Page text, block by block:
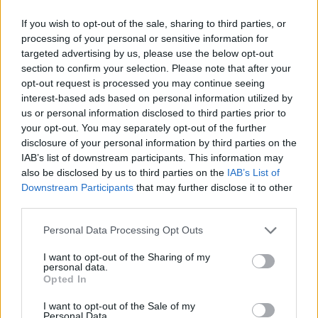
If you wish to opt-out of the sale, sharing to third parties, or
processing of your personal or sensitive information for
targeted advertising by us, please use the below opt-out
section to confirm your selection. Please note that after your
opt-out request is processed you may continue seeing
interest-based ads based on personal information utilized by
us or personal information disclosed to third parties prior to
your opt-out. You may separately opt-out of the further
disclosure of your personal information by third parties on the
IAB’s list of downstream participants. This information may
also be disclosed by us to third parties on the IAB’s List of
Downstream Participants that may further disclose it to other
Please note that this website/app uses one or more Google
not limited to your visit or usage behaviour. You may click to
grant or deny consent to Google and its third-party tags to
use your data for below specified purposes in below Google
consent section.
Personal Data Processing Opt Outs
I want to opt-out of the Sharing of my
personal data.
Opted In
I want to opt-out of the Sale of my
Personal Data.
Παίζω κυρίως με build Dexterity. Το όπλο μάχης
σώμα με σώμα μου είναι το Guardian's Swordspear
με Keen affinity και το Sacred Blade Ash of War. Τα
όπλα εξ αποστάσεως μου είναι το Longbow και το
Shortbow. Ήμουν στο επίπεδο ρούνων 85 όταν
ηχογραφήθηκε αυτό το βίντεο. Δεν είμαι σίγουρος
αν αυτό θεωρείται γενικά κατάλληλο, αλλά η
δυσκολία του παιχνιδιού μου φαίνεται λογική -
θέλω το ιδανικό σημείο που να μην είναι
κουραστικό στην εύκολη λειτουργία, αλλά και όχι
τόσο δύσκολο που να είμαι κολλημένος στο ίδιο
boss για ώρες, καθώς δεν το βρίσκω καθόλου
βίντεο των Valiant Gargoyles. Ευχαριστώ που
παρακολουθήσατε. Ρίξτε μια ματιά στο κανάλι ή
μπορούσατε ακόμη και να σκεφτείτε να γίνετε